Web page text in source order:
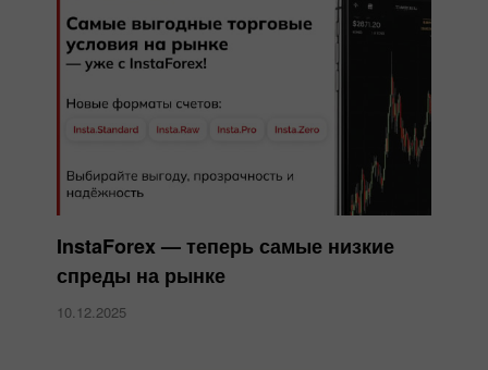
InstaForex — теперь самые низкие
спреды на рынке
10.12.2025